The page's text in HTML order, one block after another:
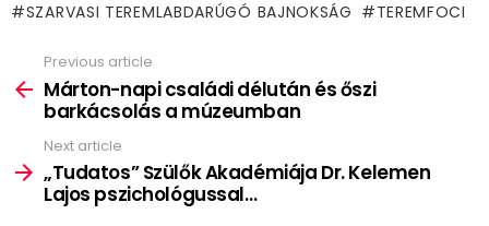
SZARVASI TEREMLABDARÚGÓ BAJNOKSÁG TEREMFOCI
more
Previous article
Márton-napi családi délután és őszi
barkácsolás a múzeumban
Next article
„Tudatos” Szülők Akadémiája Dr. Kelemen
Lajos pszichológussal…